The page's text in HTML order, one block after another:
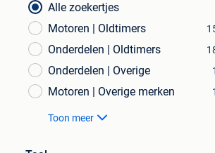
Alle zoekertjes
Motoren | Oldtimers
Onderdelen | Oldtimers
Onderdelen | Overige 1
Motoren | Overige merken 1
Toon meer